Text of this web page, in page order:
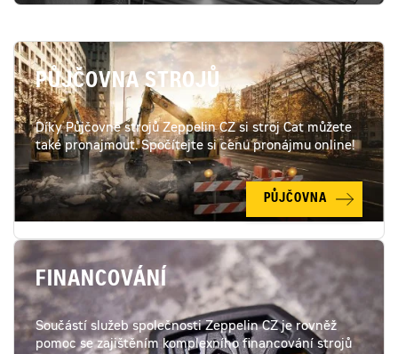
PŮJČOVNA STROJŮ
Díky Půjčovně strojů Zeppelin CZ si stroj Cat můžete
také pronajmout. Spočítejte si cenu pronájmu online!
PŮJČOVNA
FINANCOVÁNÍ
Součástí služeb společnosti Zeppelin CZ je rovněž
pomoc se zajištěním komplexního financování strojů